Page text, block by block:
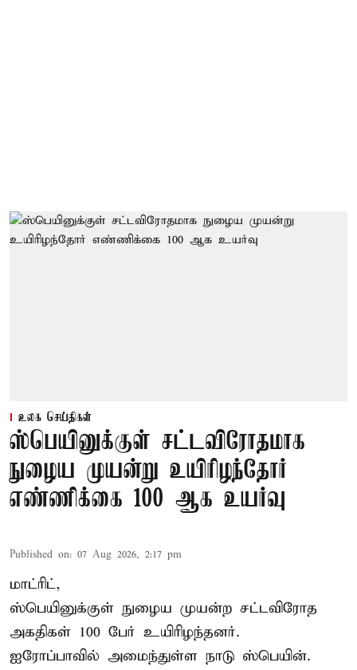
உலக செய்திகள்
ஸ்பெயினுக்குள் சட்டவிரோதமாக
நுழைய முயன்று உயிரிழந்தோர்
எண்ணிக்கை 100 ஆக உயர்வு
Published on: 07 Aug 2026, 2:17 pm
மாட்ரிட்,
ஸ்பெயினுக்குள் நுழைய முயன்ற சட்டவிரோத
அகதிகள் 100 பேர் உயிரிழந்தனர்.
ஐரோப்பாவில் அமைந்துள்ள நாடு ஸ்பெயின்.